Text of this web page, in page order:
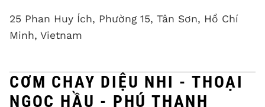
25 Phan Huy Ích, Phường 15, Tân Sơn, Hồ Chí
Minh, Vietnam
CƠM CHAY DIỆU NHI - THOẠI
NGỌC HẦU - PHÚ THẠNH